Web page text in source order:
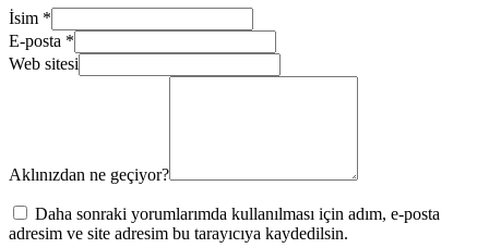
İsim *
E-posta *
Web sitesi
Aklınızdan ne geçiyor?
Daha sonraki yorumlarımda kullanılması için adım, e-posta
adresim ve site adresim bu tarayıcıya kaydedilsin.